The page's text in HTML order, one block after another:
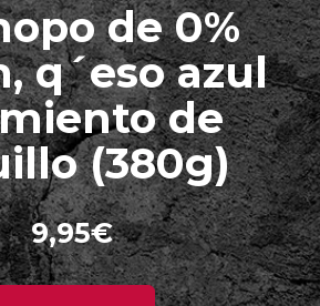
de 0%
q´eso azul
de
(380g)
9,95€